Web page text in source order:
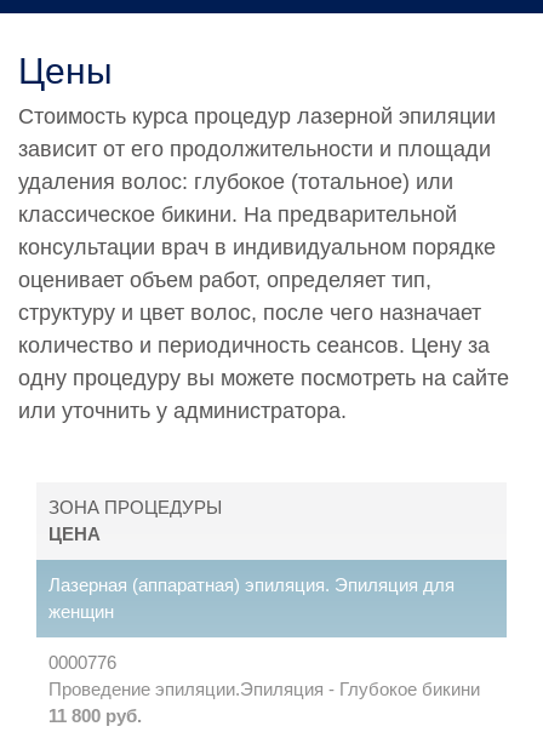
Цены
Стоимость курса процедур лазерной эпиляции
зависит от его продолжительности и площади
удаления волос: глубокое (тотальное) или
классическое бикини. На предварительной
консультации врач в индивидуальном порядке
оценивает объем работ, определяет тип,
структуру и цвет волос, после чего назначает
количество и периодичность сеансов. Цену за
одну процедуру вы можете посмотреть на сайте
или уточнить у администратора.
ЗОНА ПРОЦЕДУРЫ
ЦЕНА
Лазерная (аппаратная) эпиляция. Эпиляция для
женщин
0000776
Проведение эпиляции.Эпиляция - Глубокое бикини
11 800 руб.